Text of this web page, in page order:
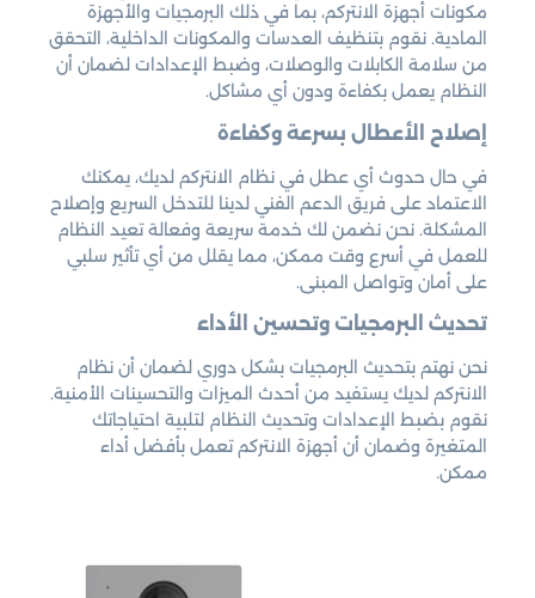
مكونات أجهزة الانتركم، بما في ذلك البرمجيات والأجهزة
المادية. نقوم بتنظيف العدسات والمكونات الداخلية، التحقق
من سلامة الكابلات والوصلات، وضبط الإعدادات لضمان أن
النظام يعمل بكفاءة ودون أي مشاكل.
إصلاح الأعطال بسرعة وكفاءة
في حال حدوث أي عطل في نظام الانتركم لديك، يمكنك
الاعتماد على فريق الدعم الفني لدينا للتدخل السريع وإصلاح
المشكلة. نحن نضمن لك خدمة سريعة وفعالة تعيد النظام
للعمل في أسرع وقت ممكن، مما يقلل من أي تأثير سلبي
على أمان وتواصل المبنى.
تحديث البرمجيات وتحسين الأداء
نحن نهتم بتحديث البرمجيات بشكل دوري لضمان أن نظام
الانتركم لديك يستفيد من أحدث الميزات والتحسينات الأمنية.
نقوم بضبط الإعدادات وتحديث النظام لتلبية احتياجاتك
المتغيرة وضمان أن أجهزة الانتركم تعمل بأفضل أداء
ممكن.